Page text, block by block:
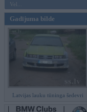
Vel...
Gadījuma bilde
Latvijas lauku tūninga šedevri